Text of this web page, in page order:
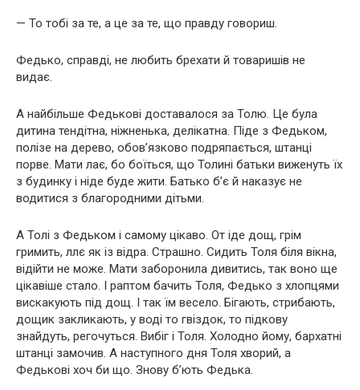
— То тобі за те, а це за те, що правду говориш.
Федько, справді, не любить брехати й товаришів не
видає.
А найбільше Федькові доставалося за Толю. Це була
дитина тендітна, ніжненька, делікатна. Піде з Федьком,
полізе на дерево, обов’язково подряпається, штанці
порве. Мати лає, бо боїться, що Толині батьки виженуть їх
з будинку і ніде буде жити. Батько б’є й наказує не
водитися з благородними дітьми.
А Толі з Федьком і самому цікаво. От іде дощ, грім
гримить, ллє як із відра. Страшно. Сидить Толя біля вікна,
відійти не може. Мати заборонила дивитись, так воно ще
цікавіше стало. І раптом бачить Толя, Федько з хлопцями
вискакують під дощ. І так їм весело. Бігають, стрибають,
дощик закликають, у воді то гвіздок, то підкову
знайдуть, регочуться. Вибіг і Толя. Холодно йому, бархатні
штанці замочив. А наступного дня Толя хворий, а
Федькові хоч би що. Знову б’ють Федька.